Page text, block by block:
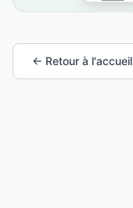
← Retour à l'accueil